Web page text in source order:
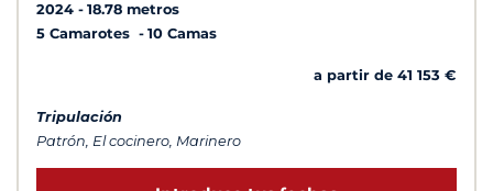
2024
18.78 metros
5 Camarotes
10 Camas
a partir de 41 153 €
Tripulación
Patrón, El cocinero, Marinero